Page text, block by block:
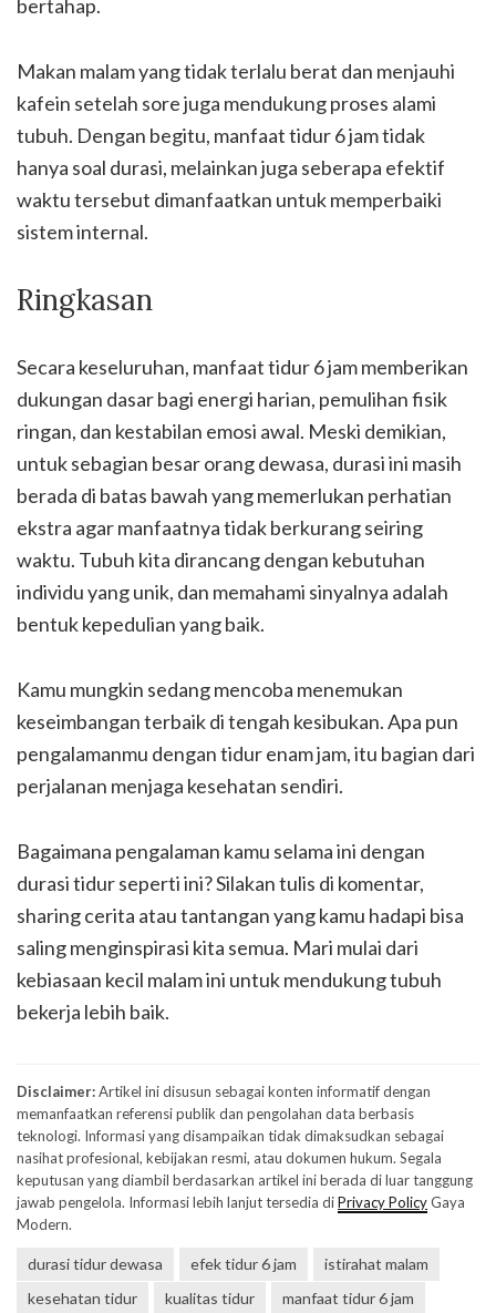
bertahap.
Makan malam yang tidak terlalu berat dan menjauhi
kafein setelah sore juga mendukung proses alami
tubuh. Dengan begitu, manfaat tidur 6 jam tidak
hanya soal durasi, melainkan juga seberapa efektif
waktu tersebut dimanfaatkan untuk memperbaiki
sistem internal.
Ringkasan
Secara keseluruhan, manfaat tidur 6 jam memberikan
dukungan dasar bagi energi harian, pemulihan fisik
ringan, dan kestabilan emosi awal. Meski demikian,
untuk sebagian besar orang dewasa, durasi ini masih
berada di batas bawah yang memerlukan perhatian
ekstra agar manfaatnya tidak berkurang seiring
waktu. Tubuh kita dirancang dengan kebutuhan
individu yang unik, dan memahami sinyalnya adalah
bentuk kepedulian yang baik.
Kamu mungkin sedang mencoba menemukan
keseimbangan terbaik di tengah kesibukan. Apa pun
pengalamanmu dengan tidur enam jam, itu bagian dari
perjalanan menjaga kesehatan sendiri.
Bagaimana pengalaman kamu selama ini dengan
durasi tidur seperti ini? Silakan tulis di komentar,
sharing cerita atau tantangan yang kamu hadapi bisa
saling menginspirasi kita semua. Mari mulai dari
kebiasaan kecil malam ini untuk mendukung tubuh
bekerja lebih baik.
Disclaimer:Artikel ini disusun sebagai konten informatif dengan
memanfaatkan referensi publik dan pengolahan data berbasis
teknologi. Informasi yang disampaikan tidak dimaksudkan sebagai
nasihat profesional, kebijakan resmi, atau dokumen hukum. Segala
keputusan yang diambil berdasarkan artikel ini berada di luar tanggung
jawab pengelola. Informasi lebih lanjut tersedia diPrivacy PolicyGaya
Modern.
durasi tidur dewasa efek tidur 6 jam
istirahat malam
kesehatan tidur
kualitas tidur
manfaat tidur 6 jam